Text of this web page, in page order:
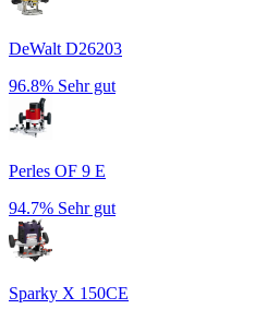
DeWalt D26203
96.8% Sehr gut
Perles OF 9 E
94.7% Sehr gut
Sparky X 150CE